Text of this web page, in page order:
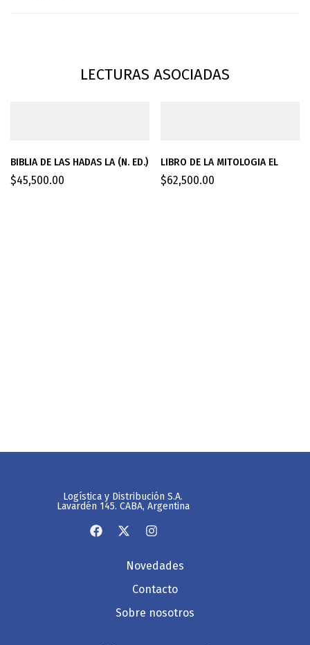
LECTURAS ASOCIADAS
BIBLIA DE LAS HADAS LA (N. ED.)
$45,500.00
LIBRO DE LA MITOLOGIA EL
$62,500.00
Logística y Distribución S.A.
Lavardén 145. CABA, Argentina
Novedades
Contacto
Sobre nosotros